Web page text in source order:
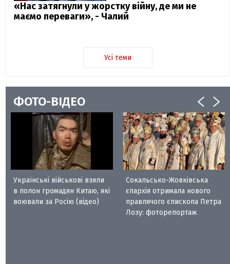
«Нас затягнули у жорстку війну, де ми не
маємо переваги», - Чалий
Усі теми
ФОТО-ВІДЕО
Українські військові взяли
в полон громадян Китаю, які
воювали за Росію (відео)
Сокальсько-Жовківська
єпархія отримала нового
правлячого єпископа Петра
Лозу: фоторепортаж